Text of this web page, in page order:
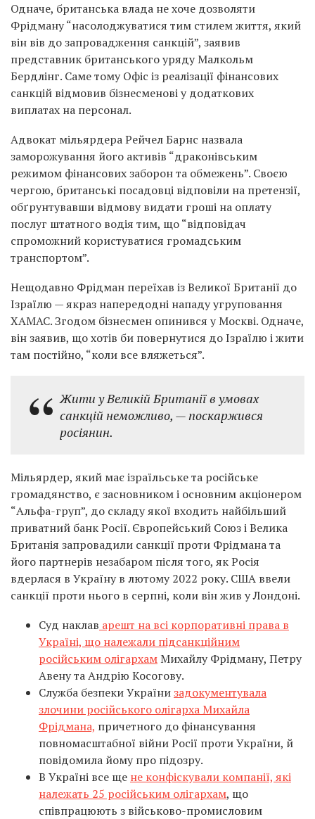
Одначе, британська влада не хоче дозволяти
Фрідману “насолоджуватися тим стилем життя, який
він вів до запровадження санкцій”, заявив
представник британського уряду Малкольм
Бердлінг. Саме тому Офіс із реалізації фінансових
санкцій відмовив бізнесменові у додаткових
виплатах на персонал.
Адвокат мільярдера Рейчел Барнс назвала
заморожування його активів “драконівським
режимом фінансових заборон та обмежень”. Своєю
чергою, британські посадовці відповіли на претензії,
обґрунтувавши відмову видати гроші на оплату
послуг штатного водія тим, що “відповідач
спроможний користуватися громадським
транспортом”.
Нещодавно Фрідман переїхав із Великої Британії до
Ізраїлю — якраз напередодні нападу угруповання
ХАМАС. Згодом бізнесмен опинився у Москві. Одначе,
він заявив, що хотів би повернутися до Ізраїлю і жити
там постійно, “коли все вляжеться”.
Жити у Великій Британії в умовах
санкцій неможливо, — поскаржився
росіянин.
Мільярдер, який має ізраїльське та російське
громадянство, є засновником і основним акціонером
“Альфа-груп”, до складу якої входить найбільший
приватний банк Росії. Європейський Союз і Велика
Британія запровадили санкції проти Фрідмана та
його партнерів незабаром після того, як Росія
вдерлася в Україну в лютому 2022 року. США ввели
санкції проти нього в серпні, коли він жив у Лондоні.
Суд наклав арешт на всі корпоративні права в
Україні, що належали підсанкційним
російським олігархамМихайлу Фрідману, Петру
Авену та Андрію Косогову.
Служба безпеки Українизадокументувала
злочини російського олігарха Михайла
Фрідмана, причетного до фінансування
повномасштабної війни Росії проти України, й
повідомила йому про підозру.
В Україні все ще не конфіскували компанії, які
належать 25 російським олігархам, що
співпрацюють з військово-промисловим